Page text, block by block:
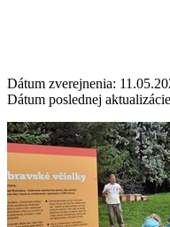
Dátum zverejnenia:
Dátum poslednej